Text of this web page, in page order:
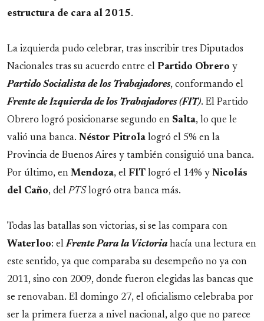
estructura de cara al 2015.
La izquierda pudo celebrar, tras inscribir tres Diputados
Nacionales tras su acuerdo entre el Partido Obrero y
Partido Socialista de los Trabajadores, conformando el
Frente de Izquierda de los Trabajadores (FIT). El Partido
Obrero logró posicionarse segundo en Salta, lo que le
valió una banca. Néstor Pitrola logró el 5% en la
Provincia de Buenos Aires y también consiguió una banca.
Por último, en Mendoza, el FIT logró el 14% y Nicolás
del Caño, del PTS logró otra banca más.
Todas las batallas son victorias, si se las compara con
Waterloo: elFrente Para la Victoria hacía una lectura en
este sentido, ya que comparaba su desempeño no ya con
2011, sino con 2009, donde fueron elegidas las bancas que
se renovaban. El domingo 27, el oficialismo celebraba por
ser la primera fuerza a nivel nacional, algo que no parece